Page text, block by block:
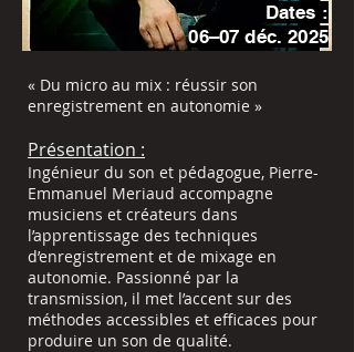
Dates :
06–07 déc. 2025
« Du micro au mix : réussir son
enregistrement en autonomie »
Présentation :
Ingénieur du son et pédagogue, Pierre-
Emmanuel Meriaud accompagne
musiciens et créateurs dans
l’apprentissage des techniques
d’enregistrement et de mixage en
autonomie. Passionné par la
transmission, il met l’accent sur des
méthodes accessibles et efficaces pour
produire un son de qualité.